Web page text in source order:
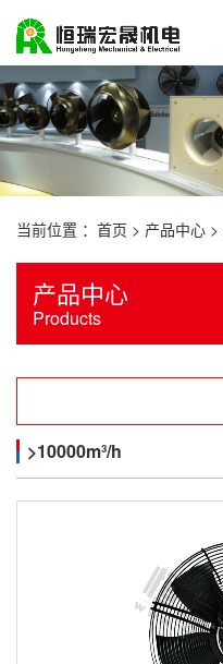
当前位置 ： 首页 > 产品中心 >
产品中心
Products
>10000m³/h